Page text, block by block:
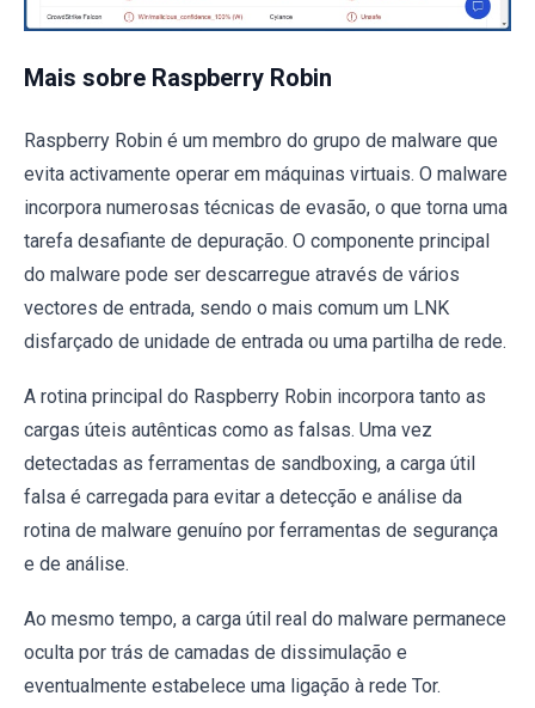
Mais sobre Raspberry Robin
Raspberry Robin é um membro do grupo de malware que
evita activamente operar em máquinas virtuais. O malware
incorpora numerosas técnicas de evasão, o que torna uma
tarefa desafiante de depuração. O componente principal
do malware pode ser descarregue através de vários
vectores de entrada, sendo o mais comum um LNK
disfarçado de unidade de entrada ou uma partilha de rede.
A rotina principal do Raspberry Robin incorpora tanto as
cargas úteis autênticas como as falsas. Uma vez
detectadas as ferramentas de sandboxing, a carga útil
falsa é carregada para evitar a detecção e análise da
rotina de malware genuíno por ferramentas de segurança
e de análise.
Ao mesmo tempo, a carga útil real do malware permanece
oculta por trás de camadas de dissimulação e
eventualmente estabelece uma ligação à rede Tor.